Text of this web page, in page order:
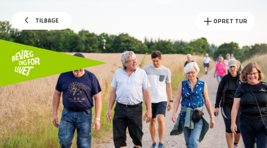
TILBAGE OPRET TUR